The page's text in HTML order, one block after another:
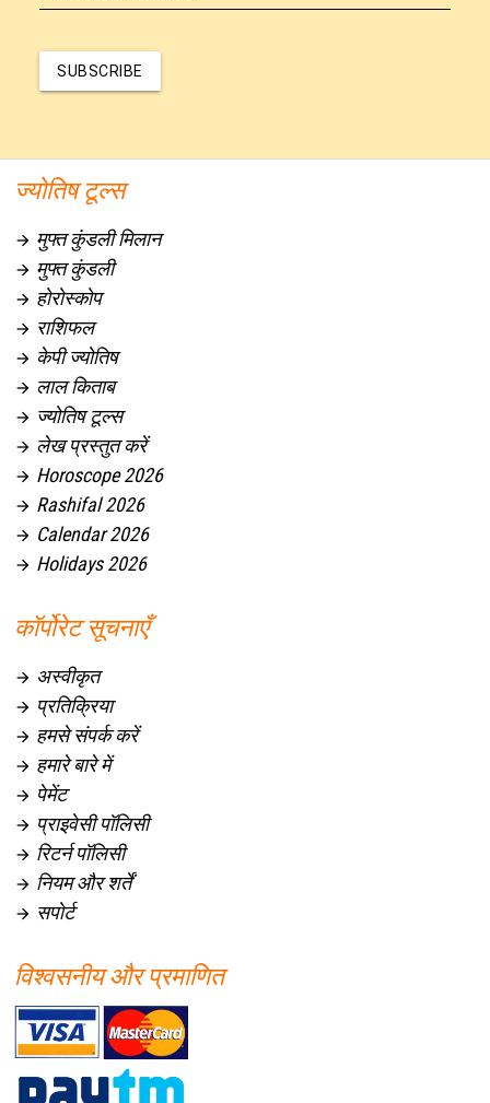
SUBSCRIBE
ज्योतिष टूल्स
 मुफ्त कुंडली मिलान
 मुफ्त कुंडली
 होरोस्कोप
 राशिफल
 केपी ज्योतिष
 लाल किताब
 ज्योतिष टूल्स
 लेख प्रस्तुत करें
 Horoscope 2026
 Rashifal 2026
 Calendar 2026
 Holidays 2026
कॉर्पोरेट सूचनाएँ
 अस्वीकृत
 प्रतिक्रिया
 हमसे संपर्क करें
 हमारे बारे में
 पेमेंट
 प्राइवेसी पॉलिसी
 रिटर्न पॉलिसी
 नियम और शर्तें
 सपोर्ट
विश्वसनीय और प्रमाणित